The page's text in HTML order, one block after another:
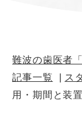
難波の歯医者
記事一覧
ス
用・期間と装